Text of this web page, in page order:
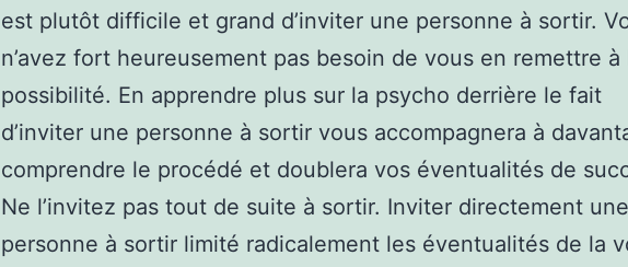
est plutôt difficile et grand d’inviter une personne à sortir.
n’avez fort heureusement pas besoin de vous en remettre à
possibilité. En apprendre plus sur la psycho derrière le fait
d’inviter une personne à sortir vous accompagnera à
comprendre le procédé et doublera vos éventualités de
Ne l’invitez pas tout de suite à sortir. Inviter directement une
personne à sortir limité radicalement les éventualités de la